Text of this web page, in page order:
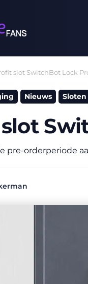
slot SwitchBot Lock
Nieuws Sloten
pre-orderperiode